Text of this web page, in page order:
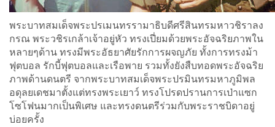
พระบาทสมเด็จพระปรเมนทรรามาธิบดีศรีสินทรมหาวชิราลง
กรณ พระวชิรเกล้าเจ้าอยู่หัว ทรงเปี่ยมด้วยพระอัจฉริยภาพใน
หลายๆด้าน ทรงมีพระอัธยาศัยรักการผจญภัย ทั้งการทรงม้า
ฟุตบอล รักบี้ฟุตบอลและเรือพาย รวมทั้งยังสืบทอดพระอัจฉริย
ภาพด้านดนตรี จากพระบาทสมเด็จพระปรมินทรมหาภูมิพล
อดุลยเดชมาตั้งแต่ทรงพระเยาว์ ทรงโปรดปรานการเป่าแซก
โซโฟนมากเป็นพิเศษ และทรงดนตรีร่วมกับพระราชบิดาอยู่
บ่อยครั้ง